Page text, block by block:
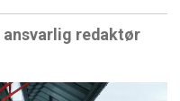
ansvarlig redaktør